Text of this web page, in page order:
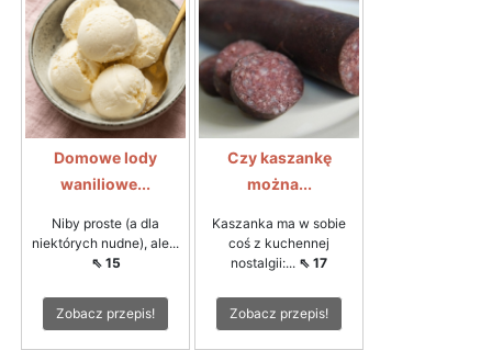
Domowe lody
waniliowe...
Niby proste (a dla
niektórych nudne), ale...
⇖ 15
Zobacz przepis!
Czy kaszankę
można...
Kaszanka ma w sobie
coś z kuchennej
nostalgii:... ⇖ 17
Zobacz przepis!